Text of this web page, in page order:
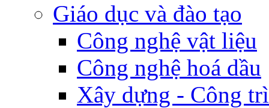
Giáo dục và đào tạo
Công nghệ vật liệu
Công nghệ hoá dầu
Xây dựng - Công